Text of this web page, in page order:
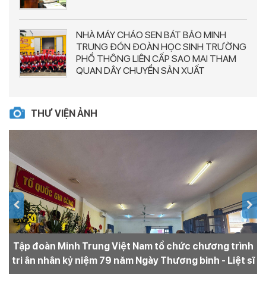
NHÀ MÁY CHÁO SEN BÁT BẢO MINH
TRUNG ĐÓN ĐOÀN HỌC SINH TRƯỜNG
PHỔ THÔNG LIÊN CẤP SAO MAI THAM
QUAN DÂY CHUYỂN SẢN XUẤT
THƯ VIỆN ẢNH
Tập đoàn Minh Trung Việt Nam tổ chức chương trình
tri ân nhân kỷ niệm 79 năm Ngày Thương binh - Liệt sĩ